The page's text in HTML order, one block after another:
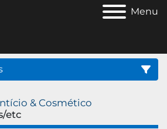
Menu
& Cosmético
etc